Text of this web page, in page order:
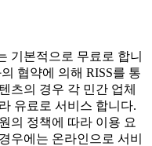
기본적으로 무료로 합니
협약에 의해 RISS를 통
츠의 경우 각 민간 업체
유료로 서비스 합니다.
의 정책에 따라 이용 요
우에는 온라인으로 서비